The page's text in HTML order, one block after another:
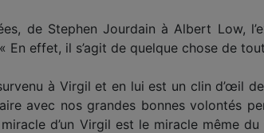
de Stephen Jourdain à Albert Low,
En effet, il s’agit de quelque chose de
à Virgil et en lui est un clin d’œil
avec nos grandes bonnes volontés
d’un Virgil est le miracle même